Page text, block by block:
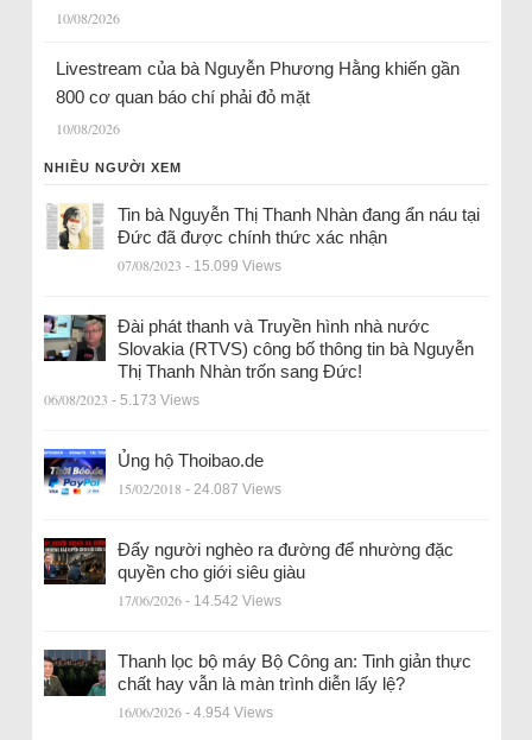
10/08/2026
Livestream của bà Nguyễn Phương Hằng khiến gần
800 cơ quan báo chí phải đỏ mặt
10/08/2026
NHIỀU NGƯỜI XEM
Tin bà Nguyễn Thị Thanh Nhàn đang ẩn náu tại
Đức đã được chính thức xác nhận
07/08/2023 - 15.099 Views
Đài phát thanh và Truyền hình nhà nước
Slovakia (RTVS) công bố thông tin bà Nguyễn
Thị Thanh Nhàn trốn sang Đức!
06/08/2023 - 5.173 Views
Ủng hộ Thoibao.de
15/02/2018 - 24.087 Views
Đẩy người nghèo ra đường để nhường đặc
quyền cho giới siêu giàu
17/06/2026 - 14.542 Views
Thanh lọc bộ máy Bộ Công an: Tinh giản thực
chất hay vẫn là màn trình diễn lấy lệ?
16/06/2026 - 4.954 Views